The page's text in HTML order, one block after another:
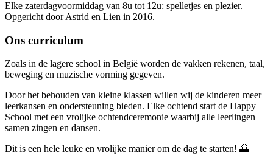
Elke zaterdagvoormiddag van 8u tot 12u: spelletjes en plezier.
Opgericht door Astrid en Lien in 2016.
Ons curriculum
Zoals in de lagere school in België worden de vakken rekenen, taal,
beweging en muzische vorming gegeven.
Door het behouden van kleine klassen willen wij de kinderen meer
leerkansen en ondersteuning bieden. Elke ochtend start de Happy
School met een vrolijke ochtendceremonie waarbij alle leerlingen
samen zingen en dansen.
Dit is een hele leuke en vrolijke manier om de dag te starten! 🌅